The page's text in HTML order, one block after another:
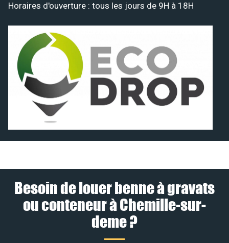
Horaires d'ouverture : tous les jours de 9H à 18H
Besoin de louer benne à gravats
ou conteneur à Chemille-sur-
deme ?